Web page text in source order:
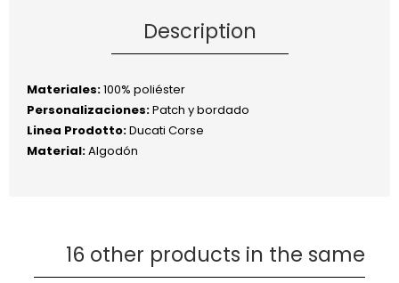
Description
Materiales:100% poliéster
Personalizaciones:Patch y bordado
Linea Prodotto:Ducati Corse
Material:Algodón
16 other products in the same